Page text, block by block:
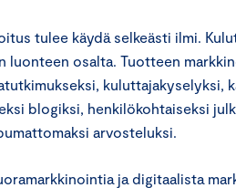
tulee käydä selkeästi ilmi.
luonteen osalta. Tuotteen
kuluttajakyselyksi,
blogiksi, henkilökohtaiseksi
arvosteluksi.
ja digitaalista